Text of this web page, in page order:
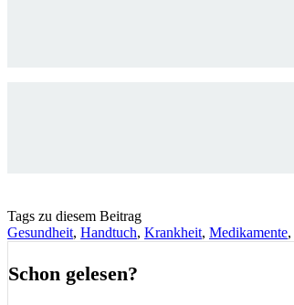
Tags zu diesem Beitrag
Gesundheit, Handtuch, Krankheit, Medikamente,
Schon gelesen?